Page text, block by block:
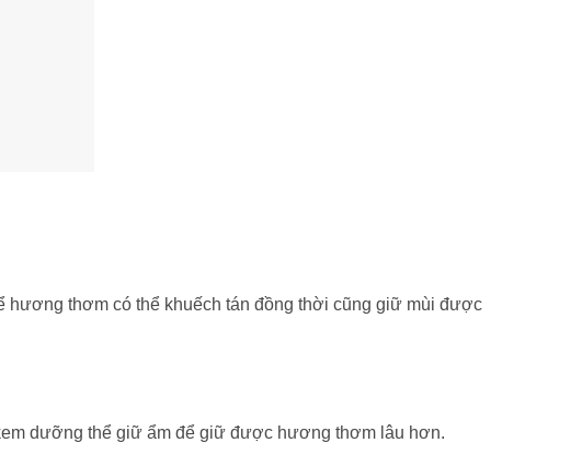
hương thơm có thể khuếch tán đồng thời cũng giữ mùi được
dưỡng thể giữ ẩm để giữ được hương thơm lâu hơn.